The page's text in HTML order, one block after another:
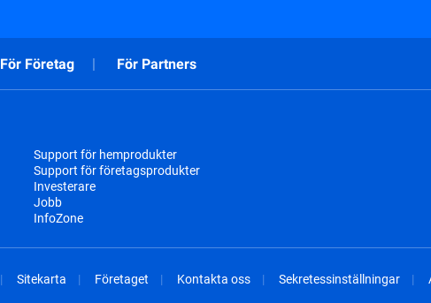
För Företag För Partners
Support för hemprodukter
Support för företagsprodukter
Investerare
Jobb
InfoZone
Sitekarta Företaget Kontakta oss Sekretessinställningar